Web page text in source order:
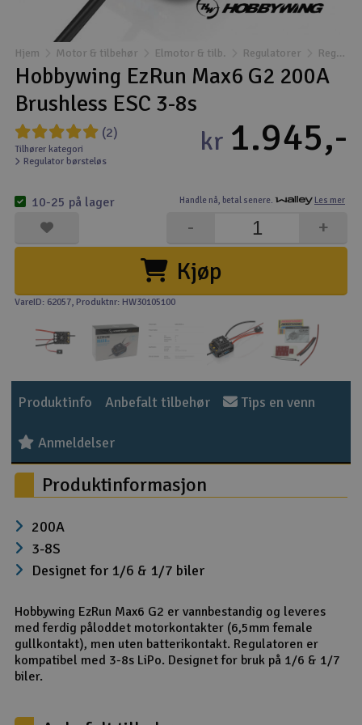
Båter
Droner
Droner for FPV
Fly
Helikopter
Kamerautstyr
Modellbygging, LEGO & byggesett
Modelljernbane
Motor & tilbehør
Outlet
Radioutstyr
Raketter
Solenergi
Verktøy, utstyr & tilbehør
Hjem Motor & tilbehør Elmotor & tilb. Regulatorer Regulator børsteløs
Hobbywing EzRun Max6 G2 200A
Brushless ESC 3-8s
(2)
Tilhører kategori
Regulator børsteløs
Handle nå, betal senere. Les mer
kr 1.945,-
Kjøp
+
-
10-25 på lager
VareID: 62057, Produktnr: HW30105100
Produktinfo Anbefalt tilbehør Tips en venn
Anmeldelser
Produktinformasjon
200A
3-8S
Designet for 1/6 & 1/7 biler
Hobbywing EzRun Max6 G2 er vannbestandig og leveres
med ferdig påloddet motorkontakter (6,5mm female
gullkontakt), men uten batterikontakt. Regulatoren er
kompatibel med 3-8s LiPo. Designet for bruk på 1/6 & 1/7
biler.